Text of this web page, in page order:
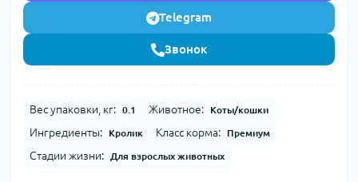
Telegram
Звонок
Вес упаковки, кг: 0.1 Животное: Коты/кошки
Ингредиенты: Кролик Класс корма: Премиум
Стадии жизни: Для взрослых животных